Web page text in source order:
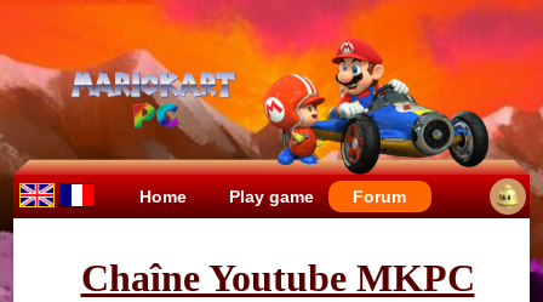
Home Play game Forum
Chaîne Youtube MKPC